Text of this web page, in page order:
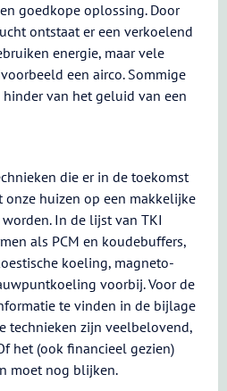
goedkope oplossing. Door
ontstaat er een verkoelend
energie, maar vele
een airco. Sommige
van het geluid van een
die er in de toekomst
huizen op een makkelijke
In de lijst van TKI
als PCM en koudebuffers,
koeling, magneto-
voorbij. Voor de
te vinden in de bijlage
technieken zijn veelbelovend,
het (ook financieel gezien)
moet nog blijken.